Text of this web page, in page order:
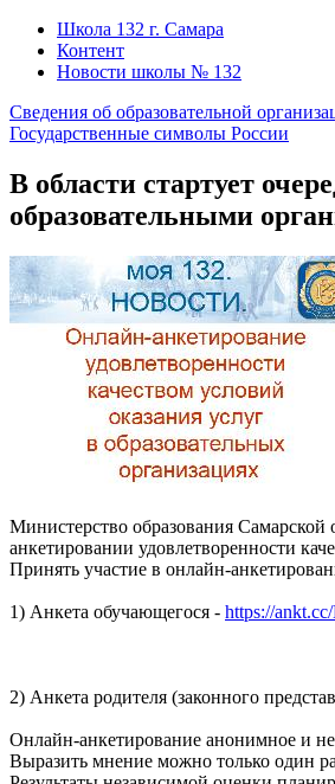
Школа 132 г. Самара
Контент
Новости школы № 132
Сведения об образовательной
Государственные символы России
В области стартует
образовательными
Министерство образования Самарской
анкетировании удовлетворенности
Принять участие в онлайн-
1) Анкета обучающегося - https://
2) Анкета родителя (законного
Онлайн-анкетирование анонимное и
Выразить мнение можно только один